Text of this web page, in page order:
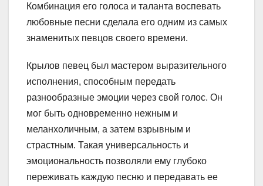
Комбинация его голоса и таланта воспевать
любовные песни сделала его одним из самых
знаменитых певцов своего времени.
Крылов певец был мастером выразительного
исполнения, способным передать
разнообразные эмоции через свой голос. Он
мог быть одновременно нежным и
меланхоличным, а затем взрывным и
страстным. Такая универсальность и
эмоциональность позволяли ему глубоко
переживать каждую песню и передавать ее